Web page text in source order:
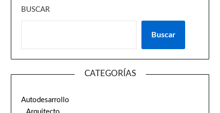
BUSCAR
Buscar
CATEGORÍAS
Autodesarrollo